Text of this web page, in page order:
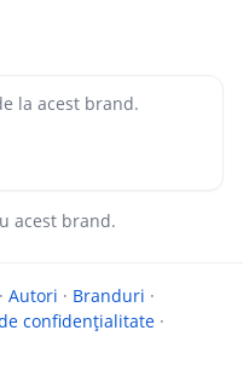
la acest brand.
acest brand.
· Autori · Branduri ·
confidențialitate ·